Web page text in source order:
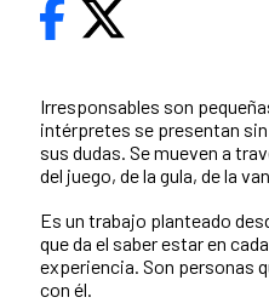
Irresponsables son
intérpretes se presentan
sus dudas. Se mueven a
del juego, de la gula, de la
Es un trabajo planteado
que da el saber estar en
experiencia. Son personas
con él.